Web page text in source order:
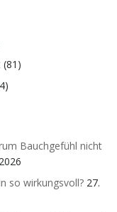
(81)
Bauchgefühl nicht
so wirkungsvoll? 27.